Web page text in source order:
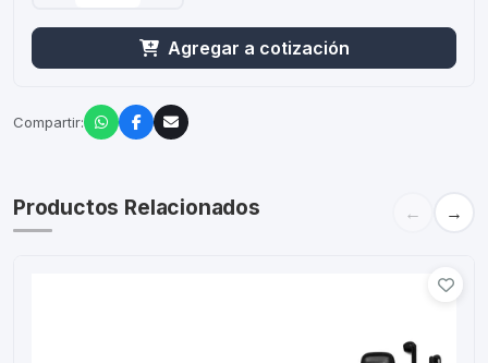
Agregar a cotización
Compartir:
Productos Relacionados ← →